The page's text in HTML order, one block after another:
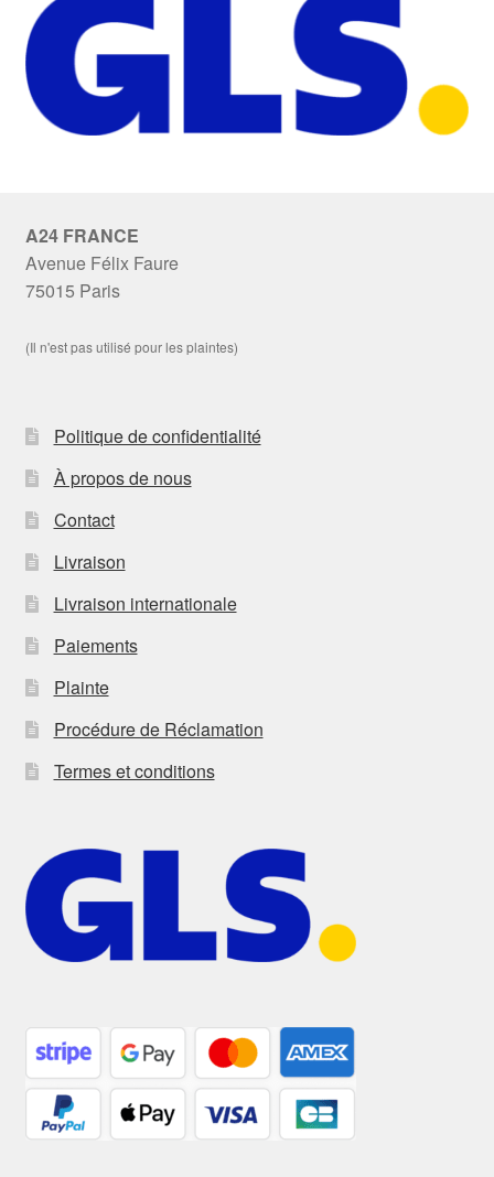
A24 FRANCE
Avenue Félix Faure
75015 Paris
(Il n'est pas utilisé pour les plaintes)
Politique de confidentialité
À propos de nous
Contact
Livraison
Livraison internationale
Paiements
Plainte
Procédure de Réclamation
Termes et conditions